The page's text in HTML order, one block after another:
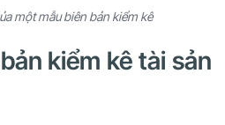
một mẫu biên bản kiểm kê
kiểm kê tài sản